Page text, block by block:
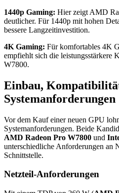
1440p Gaming: Hier zeigt AMD
deutlicher. Für 1440p mit hohen
bessere Langzeitinvestition.
4K Gaming: Für komfortables 4K
empfiehlt sich die leistungsstärkere
W7800.
Einbau,
Systemanforderungen
Vor dem Kauf einer neuen GPU
Systemanforderungen. Beide
AMD Radeon Pro W7800 und
unterschiedliche Anforderungen an
Schnittstelle.
Netzteil-Anforderungen